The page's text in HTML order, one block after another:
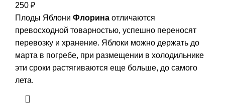
250 ₽
Плоды Яблони Флорина отличаются
превосходной товарностью, успешно переносят
перевозку и хранение. Яблоки можно держать до
марта в погребе, при размещении в холодильнике
эти сроки растягиваются еще больше, до самого
лета.